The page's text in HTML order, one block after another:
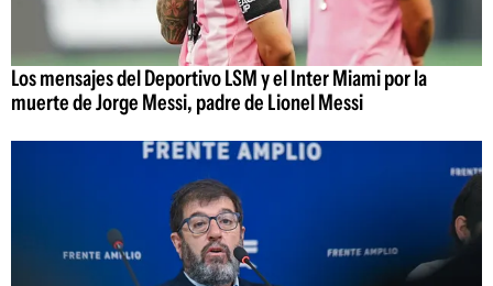
Los mensajes del Deportivo LSM y el Inter Miami por la
muerte de Jorge Messi, padre de Lionel Messi